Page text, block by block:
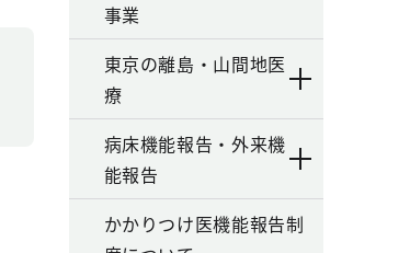
事業
東京の離島・山間地医
療
病床機能報告・外来機
能報告
かかりつけ医機能報告制